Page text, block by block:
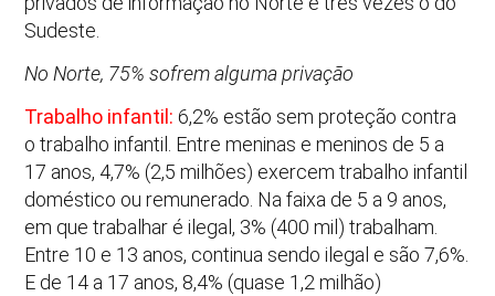
Sudeste.
No Norte, 75% sofrem alguma privação
Trabalho infantil: 6,2% estão sem proteção contra
o trabalho infantil. Entre meninas e meninos de 5 a
17 anos, 4,7% (2,5 milhões) exercem trabalho infantil
doméstico ou remunerado. Na faixa de 5 a 9 anos,
em que trabalhar é ilegal, 3% (400 mil) trabalham.
Entre 10 e 13 anos, continua sendo ilegal e são 7,6%.
E de 14 a 17 anos, 8,4% (quase 1,2 milhão)